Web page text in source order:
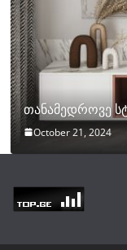
თანამედროვე
October 21, 2024